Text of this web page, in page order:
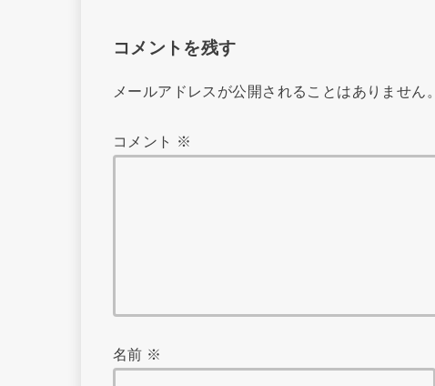
コメントを残す
メールアドレスが公開されることはありません。
コメント ※
名前 ※